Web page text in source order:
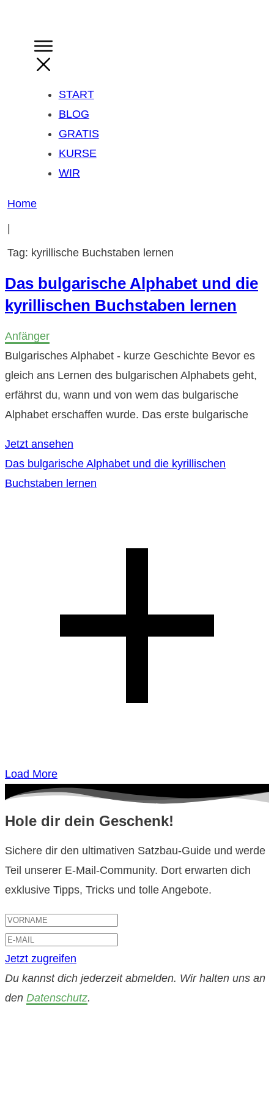
START
BLOG
GRATIS
KURSE
WIR
Home
Tag: kyrillische Buchstaben lernen
Das bulgarische Alphabet und die
kyrillischen Buchstaben lernen
Anfänger
Bulgarisches Alphabet - kurze Geschichte Bevor es
gleich ans Lernen des bulgarischen Alphabets geht,
erfährst du, wann und von wem das bulgarische
Alphabet erschaffen wurde. Das erste bulgarische
Jetzt ansehen
Das bulgarische Alphabet und die kyrillischen
Buchstaben lernen
Load More
Hole dir dein Geschenk!
Sichere dir den ultimativen Satzbau-Guide und werde
Teil unserer E-Mail-Community. Dort erwarten dich
exklusive Tipps, Tricks und tolle Angebote.
Jetzt zugreifen
Du kannst dich jederzeit abmelden. Wir halten uns an
den Datenschutz.